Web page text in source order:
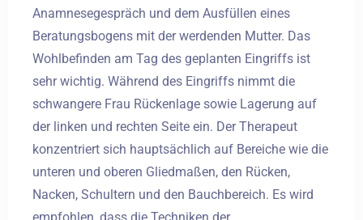
Anamnesegespräch und dem Ausfüllen eines
Beratungsbogens mit der werdenden Mutter. Das
Wohlbefinden am Tag des geplanten Eingriffs ist
sehr wichtig. Während des Eingriffs nimmt die
schwangere Frau Rückenlage sowie Lagerung auf
der linken und rechten Seite ein. Der Therapeut
konzentriert sich hauptsächlich auf Bereiche wie die
unteren und oberen Gliedmaßen, den Rücken,
Nacken, Schultern und den Bauchbereich. Es wird